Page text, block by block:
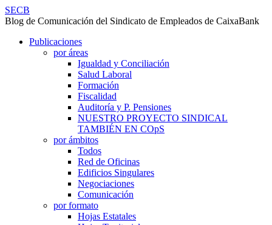
¡BASTA
DE
CONTROL
ABUSIVO
CONNECTA
GIRONA!
SECB
Blog de Comunicación del Sindicato de Empleados de CaixaBank
SECB
Skip
Publicaciones
por áreas
Igualdad y Conciliación
Salud Laboral
Formación
Fiscalidad
Auditoría y P. Pensiones
NUESTRO PROYECTO SINDICAL
TAMBIÉN EN COpS
por ámbitos
Todos
Red de Oficinas
Edificios Singulares
Negociaciones
Comunicación
por formato
Hojas Estatales